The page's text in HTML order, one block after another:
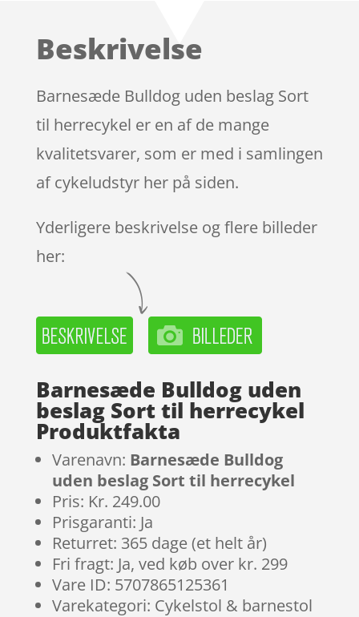
på
mmelser
Beskrivelse
Barnesæde Bulldog uden beslag Sort
til herrecykel er en af de mange
kvalitetsvarer, som er med i samlingen
af cykeludstyr her på siden.
Yderligere beskrivelse og flere billeder
her:
Barnesæde Bulldog uden
beslag Sort til herrecykel
Produktfakta
Varenavn: Barnesæde Bulldog
uden beslag Sort til herrecykel
Pris: Kr. 249.00
Prisgaranti: Ja
Returret: 365 dage (et helt år)
Fri fragt: Ja, ved køb over kr. 299
Vare ID: 5707865125361
Varekategori: Cykelstol & barnestol